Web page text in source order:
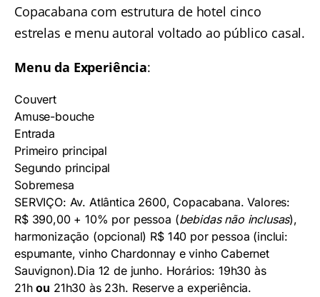
Copacabana com estrutura de hotel cinco
estrelas e menu autoral voltado ao público casal.
Menu da Experiência:
Couvert
Amuse-bouche
Entrada
Primeiro principal
Segundo principal
Sobremesa
SERVIÇO: Av. Atlântica 2600, Copacabana. Valores:
R$ 390,00 + 10% por pessoa (bebidas não inclusas),
harmonização (opcional) R$ 140 por pessoa (inclui:
espumante, vinho Chardonnay e vinho Cabernet
Sauvignon).Dia 12 de junho. Horários: 19h30 às
21hou 21h30 às 23h. Reserve a experiência.